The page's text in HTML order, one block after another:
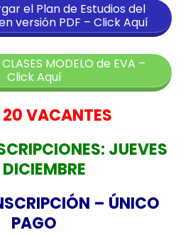
el Plan de Estudios del
versión PDF – Click Aquí
MODELO de EVA –
Click Aquí
20 VACANTES
JUEVES
– ÚNICO
PAGO